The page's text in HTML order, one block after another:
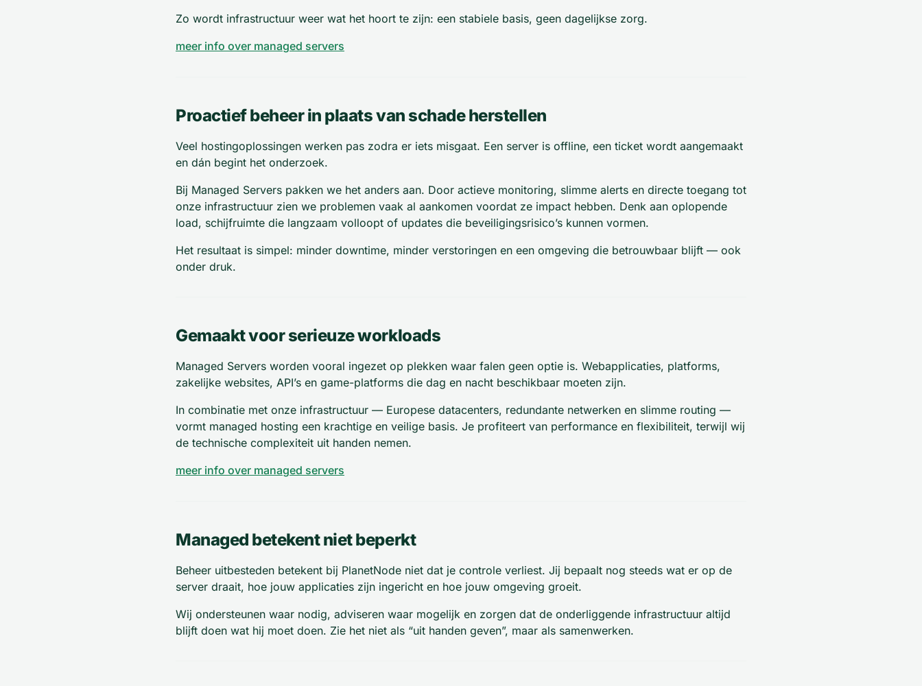
Zo wordt infrastructuur weer wat het hoort te zijn: een stabiele basis, geen dagelijkse zorg.
meer info over managed servers
Proactief beheer in plaats van schade herstellen
Veel hostingoplossingen werken pas zodra er iets misgaat. Een server is offline, een ticket wordt aangemaakt
en dán begint het onderzoek.
Bij Managed Servers pakken we het anders aan. Door actieve monitoring, slimme alerts en directe toegang tot
onze infrastructuur zien we problemen vaak al aankomen voordat ze impact hebben. Denk aan oplopende
load, schijfruimte die langzaam volloopt of updates die beveiligingsrisico’s kunnen vormen.
Het resultaat is simpel: minder downtime, minder verstoringen en een omgeving die betrouwbaar blijft — ook
onder druk.
Gemaakt voor serieuze workloads
Managed Servers worden vooral ingezet op plekken waar falen geen optie is. Webapplicaties, platforms,
zakelijke websites, API’s en game-platforms die dag en nacht beschikbaar moeten zijn.
In combinatie met onze infrastructuur — Europese datacenters, redundante netwerken en slimme routing —
vormt managed hosting een krachtige en veilige basis. Je profiteert van performance en flexibiliteit, terwijl wij
de technische complexiteit uit handen nemen.
meer info over managed servers
Managed betekent niet beperkt
Beheer uitbesteden betekent bij PlanetNode niet dat je controle verliest. Jij bepaalt nog steeds wat er op de
server draait, hoe jouw applicaties zijn ingericht en hoe jouw omgeving groeit.
Wij ondersteunen waar nodig, adviseren waar mogelijk en zorgen dat de onderliggende infrastructuur altijd
blijft doen wat hij moet doen. Zie het niet als “uit handen geven”, maar als samenwerken.